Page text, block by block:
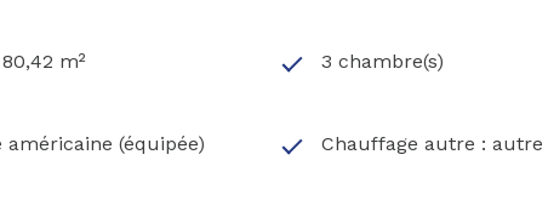
m² 3 chambre(s)
américaine (équipée) Chauffage autre : autre